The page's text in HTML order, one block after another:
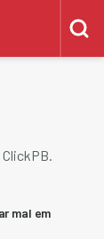
mal em